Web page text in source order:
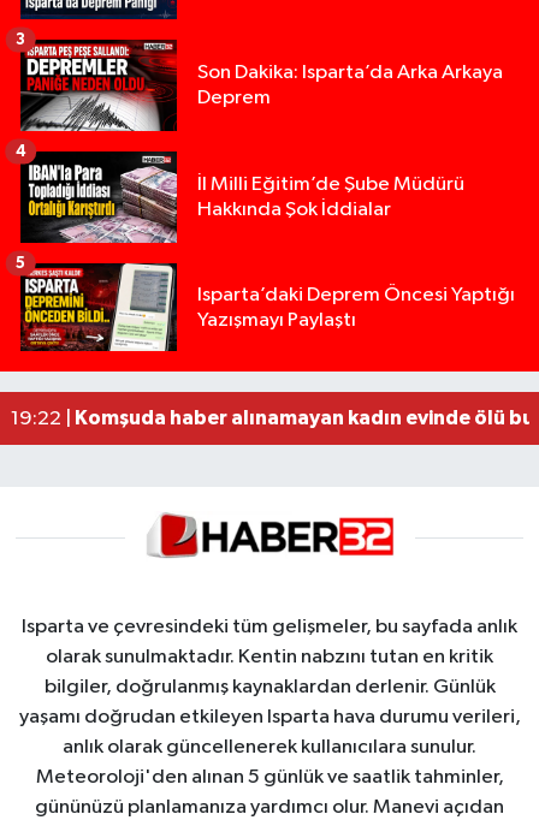
Son Dakika: Isparta’da Arka Arkaya
Deprem
3
İl Milli Eğitim’de Şube Müdürü
Hakkında Şok İddialar
4
Isparta’daki Deprem Öncesi Yaptığı
Yazışmayı Paylaştı
5
13:00 |Yığılca'da kardeşler arasındaki silahlı kavgada
12:48 |Tur teknesi çalışanlarının birbirine girdiği kavga
02:26 |MOTOSİKLETLE ÇARPIŞAN OTOMOBİL GÜL
19:22 |
Komşuda haber alınamayan kadın evinde ölü
Isparta ve çevresindeki tüm gelişmeler, bu sayfada anlık
olarak sunulmaktadır. Kentin nabzını tutan en kritik
bilgiler, doğrulanmış kaynaklardan derlenir. Günlük
yaşamı doğrudan etkileyen Isparta hava durumu verileri,
anlık olarak güncellenerek kullanıcılara sunulur.
Meteoroloji'den alınan 5 günlük ve saatlik tahminler,
gününüzü planlamanıza yardımcı olur. Manevi açıdan